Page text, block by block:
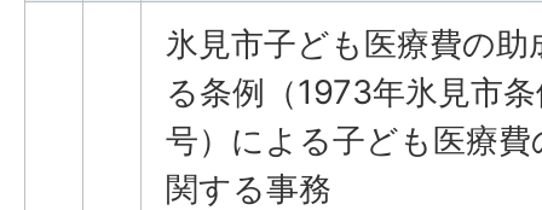
氷見市子ども医療費の助
る条例（1973年氷見市
号）による子ども医療費
関する事務